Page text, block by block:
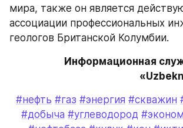
мира, также он является
ассоциации профессиональных
геологов Британской Колумбии.
Информационная
#нефть #газ #энергия #скважин
#добыча #углеводород